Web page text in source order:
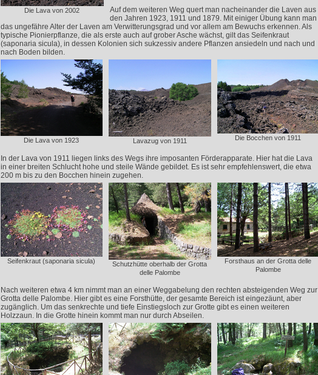
Die Lava von 2002
Auf dem weiteren Weg quert man nacheinander die Laven aus
den Jahren 1923, 1911 und 1879. Mit einiger Übung kann man
das ungefähre Alter der Laven am Verwitterungsgrad und vor allem am Bewuchs erkennen. Als
typische Pionierpflanze, die als erste auch auf grober Asche wächst, gilt das Seifenkraut
(saponaria sicula), in dessen Kolonien sich sukzessiv andere Pflanzen ansiedeln und nach und
nach Boden bilden.
Die Lava von 1923 Lavazug von 1911 Die Bocchen von 1911
In der Lava von 1911 liegen links des Wegs ihre imposanten Förderapparate. Hier hat die Lava
in einer breiten Schlucht hohe und steile Wände gebildet. Es ist sehr empfehlenswert, die etwa
200 m bis zu den Bocchen hinein zugehen.
Seifenkraut (saponaria sicula)
Schutzhütte oberhalb der Grotta
delle Palombe
Forsthaus an der Grotta delle
Palombe
Nach weiteren etwa 4 km nimmt man an einer Weggabelung den rechten absteigenden Weg zur
Grotta delle Palombe. Hier gibt es eine Forsthütte, der gesamte Bereich ist eingezäunt, aber
zugänglich. Um das senkrechte und tiefe Einstiegsloch zur Grotte gibt es einen weiteren
Holzzaun. In die Grotte hinein kommt man nur durch Abseilen.